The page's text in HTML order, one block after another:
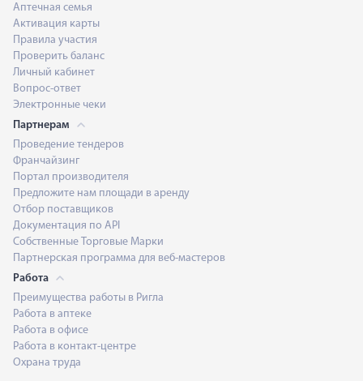
Аптечная семья
Активация карты
Правила участия
Проверить баланс
Личный кабинет
Вопрос-ответ
Электронные чеки
Партнерам
Проведение тендеров
Франчайзинг
Портал производителя
Предложите нам площади в аренду
Отбор поставщиков
Документация по API
Собственные Торговые Марки
Партнерская программа для веб-мастеров
Работа
Преимущества работы в Ригла
Работа в аптеке
Работа в офисе
Работа в контакт-центре
Охрана труда